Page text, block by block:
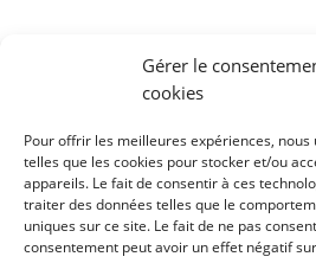
Gérer le
cookies
Pour offrir les meilleures expériences,
telles que les cookies pour stocker et/ou
appareils. Le fait de consentir à ces
traiter des données telles que le
uniques sur ce site. Le fait de ne pas
consentement peut avoir un effet négatif
Zénith de
Bureau des Congrès et
Événements
Agenda